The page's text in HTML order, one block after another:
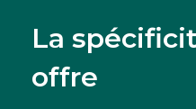
La
offre